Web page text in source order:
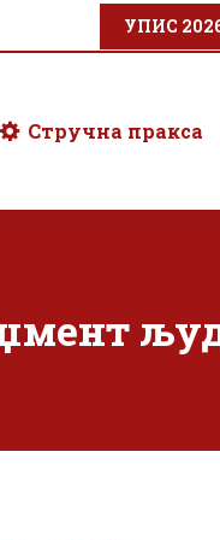
УПИС
Стручна пракса